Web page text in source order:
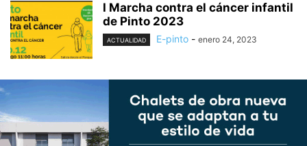
I Marcha contra el cáncer infantil
de Pinto 2023
ACTUALIDAD E-pinto - enero 24, 2023